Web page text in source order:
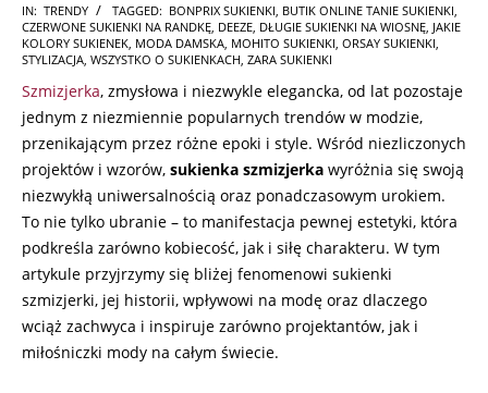
2025-
02-
01
IN: TRENDY TAGGED: BONPRIX SUKIENKI BUTIK ONLINE TANIE SUKIENKI
CZERWONE SUKIENKI NA RANDKĘ DEEZE DŁUGIE SUKIENKI NA WIOSNĘ JAKIE
KOLORY SUKIENEK MODA DAMSKA MOHITO SUKIENKI ORSAY SUKIENKI
STYLIZACJA WSZYSTKO O SUKIENKACH ZARA SUKIENKI
Szmizjerka, zmysłowa i niezwykle elegancka, od lat pozostaje
jednym z niezmiennie popularnych trendów w modzie,
przenikającym przez różne epoki i style. Wśród niezliczonych
projektów i wzorów, sukienka szmizjerka wyróżnia się swoją
niezwykłą uniwersalnością oraz ponadczasowym urokiem.
To nie tylko ubranie – to manifestacja pewnej estetyki, która
podkreśla zarówno kobiecość, jak i siłę charakteru. W tym
artykule przyjrzymy się bliżej fenomenowi sukienki
szmizjerki, jej historii, wpływowi na modę oraz dlaczego
wciąż zachwyca i inspiruje zarówno projektantów, jak i
miłośniczki mody na całym świecie.